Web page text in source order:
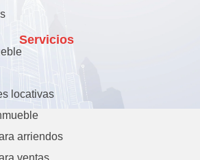
Servicios
locativas
arriendos